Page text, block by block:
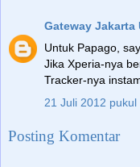
Gateway Jakarta
Untuk Papago,
Jika Xperia-nya
Tracker-nya
21 Juli 2012 pukul
Posting Komentar